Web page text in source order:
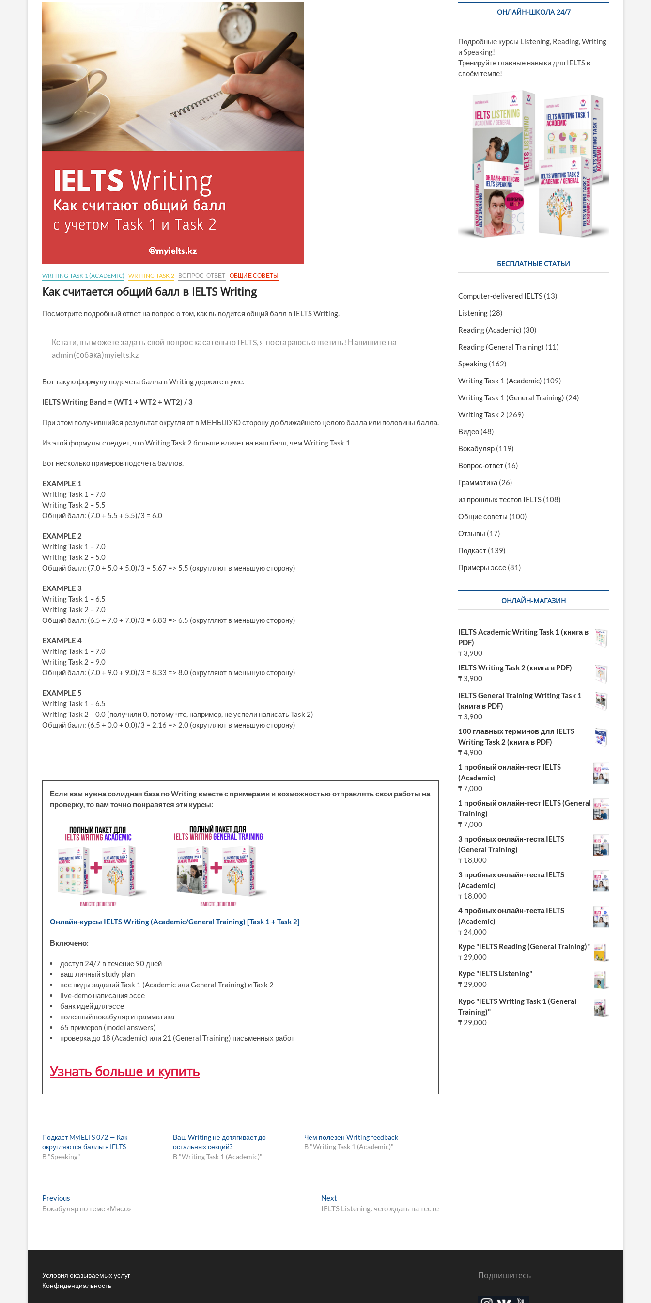
WRITING TASK 1 (ACADEMIC) WRITING TASK 2 ВОПРОС-ОТВЕТ ОБЩИЕ СОВЕТЫ
Как считается общий балл в IELTS Writing
Посмотрите подробный ответ на вопрос о том, как выводится общий балл в IELTS Writing.
Кстати, вы можете задать свой вопрос касательно IELTS, я постараюсь ответить! Напишите на
admin(собака)myielts.kz
Вот такую формулу подсчета балла в Writing держите в уме:
IELTS Writing Band = (WT1 + WT2 + WT2) / 3
При этом получившийся результат округляют в МЕНЬШУЮ сторону до ближайшего целого балла или половины балла.
Из этой формулы следует, что Writing Task 2 больше влияет на ваш балл, чем Writing Task 1.
Вот несколько примеров подсчета баллов.
EXAMPLE 1
Writing Task 1 – 7.0
Writing Task 2 – 5.5
Общий балл: (7.0 + 5.5 + 5.5)/3 = 6.0
EXAMPLE 2
Writing Task 1 – 7.0
Writing Task 2 – 5.0
Общий балл: (7.0 + 5.0 + 5.0)/3 = 5.67 => 5.5 (округляют в меньшую сторону)
EXAMPLE 3
Writing Task 1 – 6.5
Writing Task 2 – 7.0
Общий балл: (6.5 + 7.0 + 7.0)/3 = 6.83 => 6.5 (округляют в меньшую сторону)
EXAMPLE 4
Writing Task 1 – 7.0
Writing Task 2 – 9.0
Общий балл: (7.0 + 9.0 + 9.0)/3 = 8.33 => 8.0 (округляют в меньшую сторону)
EXAMPLE 5
Writing Task 1 – 6.5
Writing Task 2 – 0.0 (получили 0, потому что, например, не успели написать Task 2)
Общий балл: (6.5 + 0.0 + 0.0)/3 = 2.16 => 2.0 (округляют в меньшую сторону)
Если вам нужна солидная база по Writing вместе с примерами и возможностью отправлять свои работы на
проверку, то вам точно понравятся эти курсы:
Онлайн-курсы IELTS Writing (Academic/General Training) [Task 1 + Task 2]
Включено:
доступ 24/7 в течение 90 дней
ваш личный study plan
все виды заданий Task 1 (Academic или General Training) и Task 2
live-demo написания эссе
банк идей для эссе
полезный вокабуляр и грамматика
65 примеров (model answers)
проверка до 18 (Academic) или 21 (General Training) письменных работ
Узнать больше и купить
Подкаст MyIELTS 072 — Как
округляются баллы в IELTS
В "Speaking"
Ваш Writing не дотягивает до
остальных секций?
В "Writing Task 1 (Academic)"
Чем полезен Writing feedback
В "Writing Task 1 (Academic)"
Навигация
по
Previous
post:
Вокабуляр по теме «Мясо»
Next
post:
IELTS Listening: чего ждать на тесте
ОНЛАЙН-ШКОЛА 24/7
Подробные курсы Listening, Reading, Writing
и Speaking!
Тренируйте главные навыки для IELTS в
своём темпе!
БЕСПЛАТНЫЕ СТАТЬИ
Computer-delivered IELTS (13)
Listening (28)
Reading (Academic) (30)
Reading (General Training) (11)
Speaking (162)
Writing Task 1 (Academic) (109)
Writing Task 1 (General Training) (24)
Writing Task 2 (269)
Видео (48)
Вокабуляр (119)
Вопрос-ответ (16)
Грамматика (26)
из прошлых тестов IELTS (108)
Общие советы (100)
Отзывы (17)
Подкаст (139)
Примеры эссе (81)
ОНЛАЙН-МАГАЗИН
IELTS Academic Writing Task 1 (книга в
PDF)
₸ 3,900
IELTS Writing Task 2 (книга в PDF)
₸ 3,900
IELTS General Training Writing Task 1
(книга в PDF)
₸ 3,900
100 главных терминов для IELTS
Writing Task 2 (книга в PDF)
₸4,900
1 пробный онлайн-тест IELTS
(Academic)
₸7,000
1 пробный онлайн-тест IELTS (General
Training)
₸7,000
3 пробных онлайн-теста IELTS
(General Training)
₸ 18,000
3 пробных онлайн-теста IELTS
(Academic)
₸ 18,000
4 пробных онлайн-теста IELTS
(Academic)
₸ 24,000
Курс "IELTS Reading (General Training)"
₸ 29,000
Курс "IELTS Listening"
₸ 29,000
Курс "IELTS Writing Task 1 (General
Training)"
₸ 29,000
Условия оказываемых услуг
Конфиденциальность
Подпишитесь